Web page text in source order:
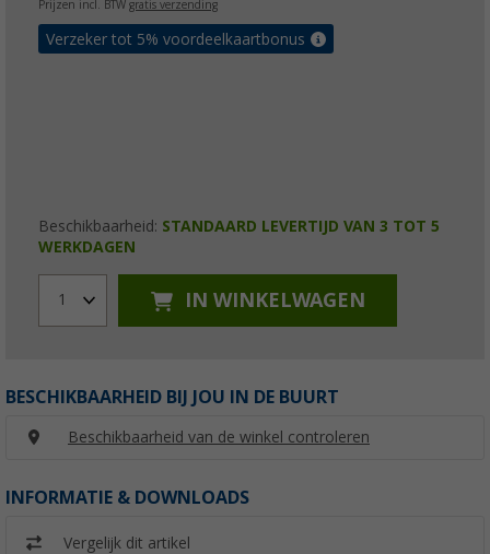
Prijzen incl. BTW gratis verzending
Verzeker tot 5% voordeelkaartbonus
Beschikbaarheid: STANDAARD LEVERTIJD VAN 3 TOT 5
WERKDAGEN
1 IN WINKELWAGEN
BESCHIKBAARHEID BIJ JOU IN DE BUURT
Beschikbaarheid van de winkel controleren
INFORMATIE & DOWNLOADS
Vergelijk dit artikel